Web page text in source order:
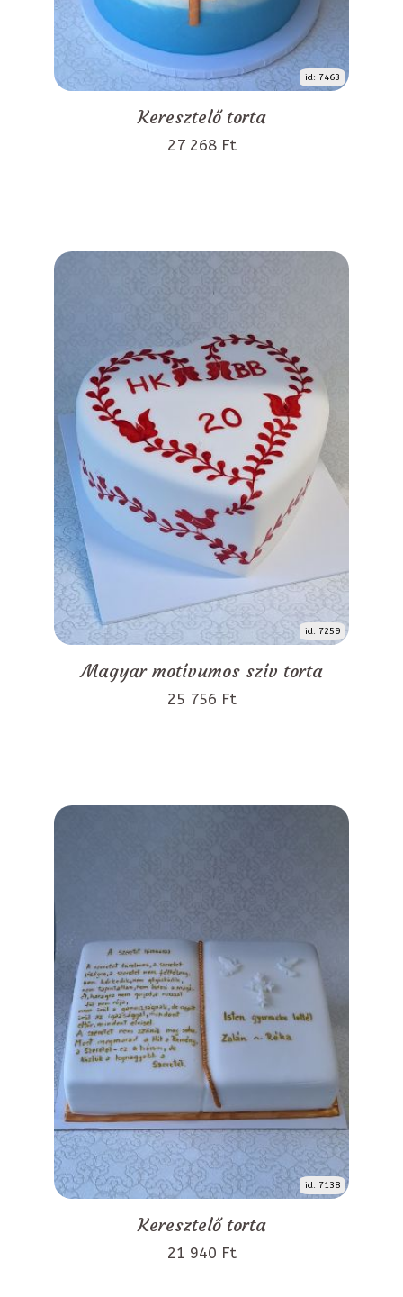
id: 7463
Keresztelő torta
27 268 Ft
id: 7259
Magyar motívumos szív torta
25 756 Ft
id: 7138
Keresztelő torta
21 940 Ft